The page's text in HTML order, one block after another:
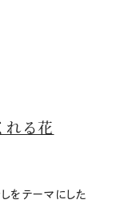
れる花
をテーマにした